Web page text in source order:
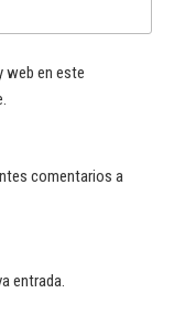
web en este
comentarios a
entrada.